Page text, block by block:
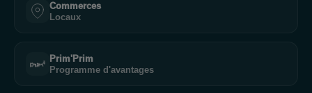
Commerces
Locaux
Prim'Prim
Programme d'avantages